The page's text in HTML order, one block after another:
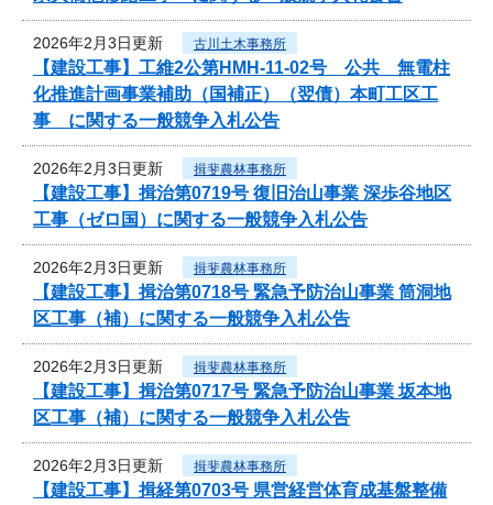
2026年2月3日更新 古川土木事務所
【建設工事】工維2公第HMH-11-02号 公共 無電柱
化推進計画事業補助（国補正）（翌債）本町工区工
事 に関する一般競争入札公告
2026年2月3日更新 揖斐農林事務所
【建設工事】揖治第0719号 復旧治山事業 深歩谷地区
工事（ゼロ国）に関する一般競争入札公告
2026年2月3日更新 揖斐農林事務所
【建設工事】揖治第0718号 緊急予防治山事業 筒洞地
区工事（補）に関する一般競争入札公告
2026年2月3日更新 揖斐農林事務所
【建設工事】揖治第0717号 緊急予防治山事業 坂本地
区工事（補）に関する一般競争入札公告
2026年2月3日更新 揖斐農林事務所
【建設工事】揖経第0703号 県営経営体育成基盤整備